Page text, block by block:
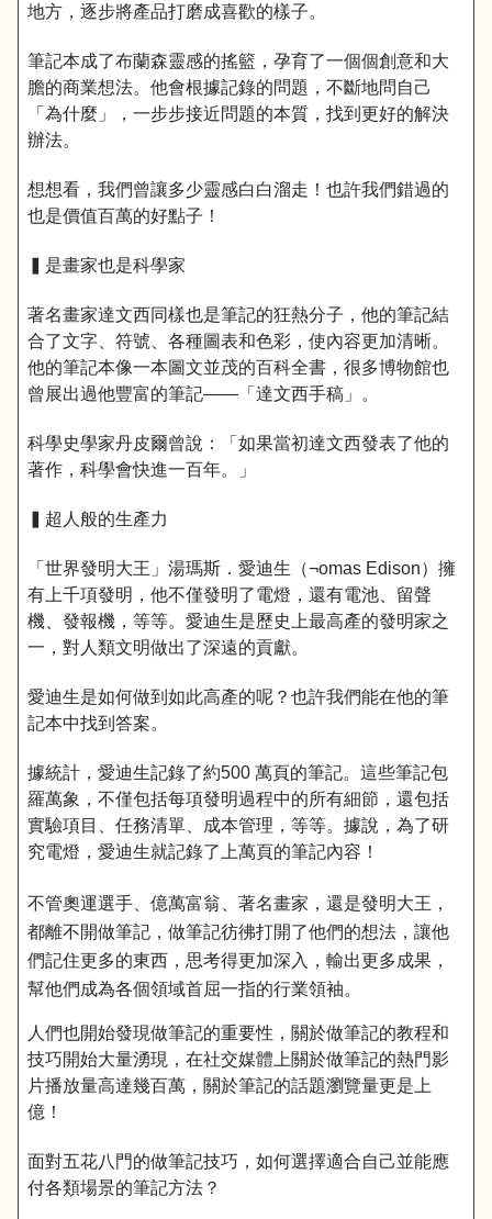
地方，逐步將產品打磨成喜歡的樣子。
筆記本成了布蘭森靈感的搖籃，孕育了一個個創意和大
膽的商業想法。他會根據記錄的問題，不斷地問自己
「為什麼」，一步步接近問題的本質，找到更好的解決
辦法。
想想看，我們曾讓多少靈感白白溜走！也許我們錯過的
也是價值百萬的好點子！
▍是畫家也是科學家
著名畫家達文西同樣也是筆記的狂熱分子，他的筆記結
合了文字、符號、各種圖表和色彩，使內容更加清晰。
他的筆記本像一本圖文並茂的百科全書，很多博物館也
曾展出過他豐富的筆記——「達文西手稿」。
科學史學家丹皮爾曾說：「如果當初達文西發表了他的
著作，科學會快進一百年。」
▍超人般的生產力
「世界發明大王」湯瑪斯．愛迪生（¬omas Edison）擁
有上千項發明，他不僅發明了電燈，還有電池、留聲
機、發報機，等等。愛迪生是歷史上最高產的發明家之
一，對人類文明做出了深遠的貢獻。
愛迪生是如何做到如此高產的呢？也許我們能在他的筆
記本中找到答案。
據統計，愛迪生記錄了約500 萬頁的筆記。這些筆記包
羅萬象，不僅包括每項發明過程中的所有細節，還包括
實驗項目、任務清單、成本管理，等等。據說，為了研
究電燈，愛迪生就記錄了上萬頁的筆記內容！
不管奧運選手、億萬富翁、著名畫家，還是發明大王，
都離不開做筆記，做筆記彷彿打開了他們的想法，讓他
們記住更多的東西，思考得更加深入，輸出更多成果，
幫他們成為各個領域首屈一指的行業領袖。
人們也開始發現做筆記的重要性，關於做筆記的教程和
技巧開始大量湧現，在社交媒體上關於做筆記的熱門影
片播放量高達幾百萬，關於筆記的話題瀏覽量更是上
億！
面對五花八門的做筆記技巧，如何選擇適合自己並能應
付各類場景的筆記方法？